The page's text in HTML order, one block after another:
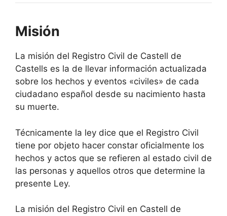
Misión
La misión del Registro Civil de Castell de
Castells es la de llevar información actualizada
sobre los hechos y eventos «civiles» de cada
ciudadano español desde su nacimiento hasta
su muerte.
Técnicamente la ley dice que el Registro Civil
tiene por objeto hacer constar oficialmente los
hechos y actos que se refieren al estado civil de
las personas y aquellos otros que determine la
presente Ley.
La misión del Registro Civil en Castell de